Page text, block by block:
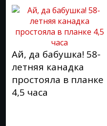
Ай, да бабушка! 58-
летняя канадка
простояла в планке
4,5 часа